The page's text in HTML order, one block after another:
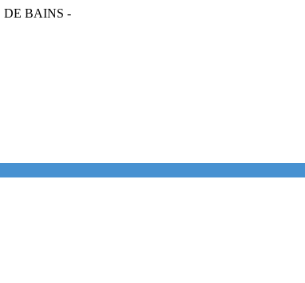
DE BAINS -